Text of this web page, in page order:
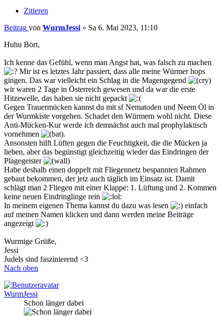
Zitieren
Beitrag von WurmJessi » Sa 6. Mai 2023, 11:10
Huhu Bört,
Ich kenne das Gefühl, wenn man Angst hat, was falsch zu machen
Mir ist es letztes Jahr passiert, dass alle meine Würmer hops
gingen. Das war vielleicht ein Schlag in die Magengegend
wir waren 2 Tage in Österreich gewesen und da war die erste
Hitzewelle, das haben sie nicht gepackt
Gegen Trauermücken kannst du mit sf Nematoden und Neem Öl in
der Wurmkiste vorgehen. Schadet den Würmern wohl nicht. Diese
Anti-Mücken-Kur werde ich demnächst auch mal prophylaktisch
vornehmen
.
Ansonsten hilft Lüften gegen die Feuchtigkeit, die die Mücken ja
lieben, aber das begünstigt gleichzeitig wieder das Eindringen der
Plagegeister
Habe deshalb einen doppelt mit Fliegennetz bespannten Rahmen
gebaut bekommen, der jetz auch täglich im Einsatz ist. Damit
schlägt man 2 Fliegen mit einer Klappe: 1. Lüftung und 2. Kommen
keine neuen Eindringlinge rein
In meinem eigenen Thema kannst du dazu was lesen
einfach
auf meinen Namen klicken und dann werden meine Beiträge
angezeigt
Wurmige Grüße,
Jessi
Judels sind faszinierend <3
Nach oben
WurmJessi
Schon länger dabei